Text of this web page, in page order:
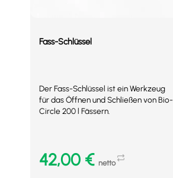
Fass-Schlüssel
Der Fass-Schlüssel ist ein Werkzeug
für das Öffnen und Schließen von Bio-
Circle 200 l Fässern.
42,00 € netto